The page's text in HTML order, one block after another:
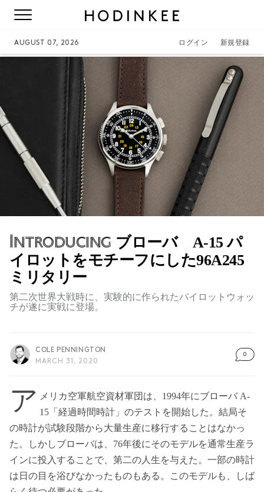
AUGUST 07, 2026 ログイン 新規登録
Introducing ブローバ A-15 パ
イロットをモチーフにした96A245
ミリタリー
第二次世界大戦時に、実験的に作られたパイロットウォッ
チが遂に実戦に登場。
COLE PENNINGTON
MARCH 31, 2020
0
ア メリカ空軍航空資材軍団は、1994年にブローバ A-
15「経過時間時計」のテストを開始した。結局そ
の時計が試験段階から大量生産に移行することはなかっ
た。しかしブローバは、76年後にそのモデルを通常生産ラ
インに投入することで、第二の人生を与えた。一部の時計
は日の目を浴びなかったものもある。このモデルも、しば